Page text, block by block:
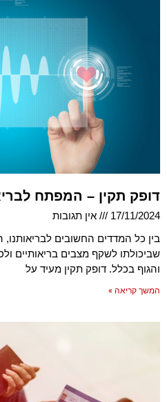
דופק תקין – המפתח
17/11/2024
אין תגובות
בין כל המדדים החשובים לבריאותנו,
שביכולתו לשקף מצבים בריאותיים
והגוף בכלל. דופק תקין מעיד על
המשך קריאה »